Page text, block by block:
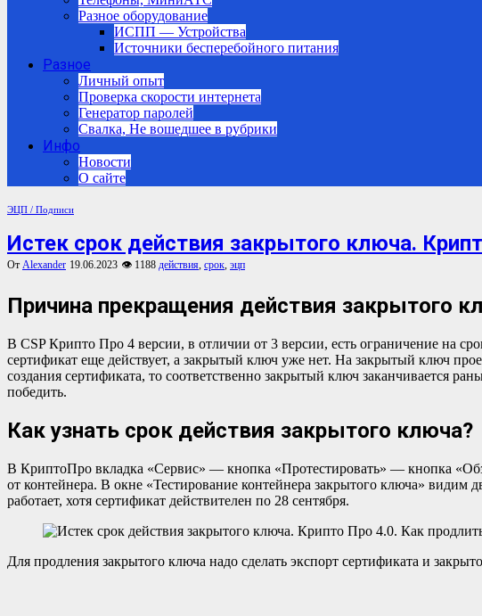
Разное оборудование
ИСПП — Устройства
Источники бесперебойного питания
Разное
Личный опыт
Проверка скорости интернета
Генератор паролей
Свалка, Не вошедшее в рубрики
Инфо
Новости
О сайте
ЭЦП / Подписи
Истек срок действия закрытого ключа.
От Alexander 19.06.2023 👁 1188 действия, срок, эцп
Причина прекращения действия закрытого
В CSP Крипто Про 4 версии, в отличии от 3 версии, есть ограничение на срок использования закрытого ключа. Вся суть этого неприятного сюрприза для владельца сертификата в том, что
сертификат еще действует, а закрытый ключ уже нет. На закрытый ключ
создания сертификата, то соответственно закрытый ключ заканчивается
победить.
Как узнать срок действия закрытого ключа?
В КриптоПро вкладка «Сервис» — кнопка «Протестировать» — кнопка
от контейнера. В окне «Тестирование контейнера закрытого ключа» видим
работает, хотя сертификат действителен по 28 сентября.
Для продления закрытого ключа надо сделать экспорт сертификата и